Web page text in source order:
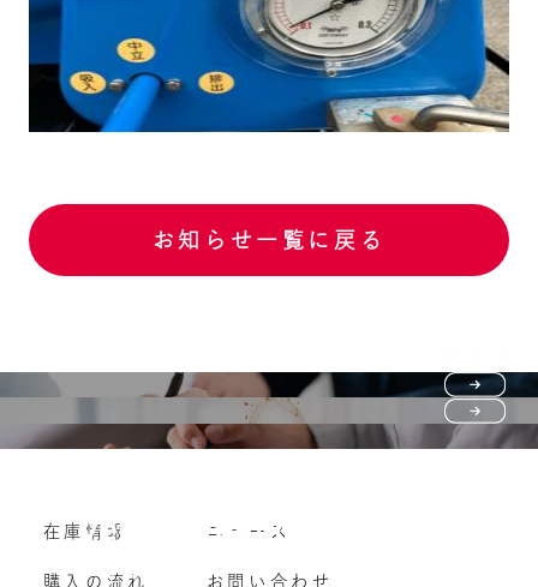
お知らせ一覧に戻る
購入の流れ
よくいただくご質問
Vehicle purchase
車両買い取り
在庫情報
購入の流れ
ニュース
お問い合わせ